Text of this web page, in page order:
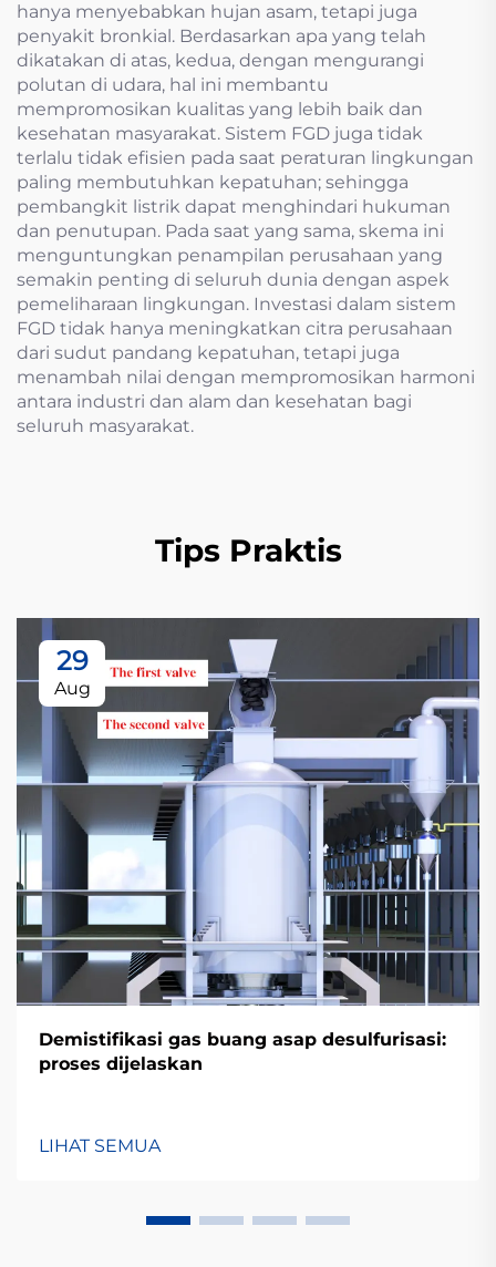
hanya menyebabkan hujan asam, tetapi juga
penyakit bronkial. Berdasarkan apa yang telah
dikatakan di atas, kedua, dengan mengurangi
polutan di udara, hal ini membantu
mempromosikan kualitas yang lebih baik dan
kesehatan masyarakat. Sistem FGD juga tidak
terlalu tidak efisien pada saat peraturan lingkungan
paling membutuhkan kepatuhan; sehingga
pembangkit listrik dapat menghindari hukuman
dan penutupan. Pada saat yang sama, skema ini
menguntungkan penampilan perusahaan yang
semakin penting di seluruh dunia dengan aspek
pemeliharaan lingkungan. Investasi dalam sistem
FGD tidak hanya meningkatkan citra perusahaan
dari sudut pandang kepatuhan, tetapi juga
menambah nilai dengan mempromosikan harmoni
antara industri dan alam dan kesehatan bagi
seluruh masyarakat.
Tips Praktis
29
Aug
Demistifikasi gas buang asap desulfurisasi:
proses dijelaskan
LIHAT SEMUA